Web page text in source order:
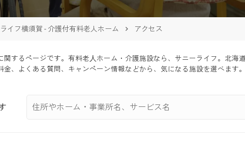
イフ横須賀 - 介護付有料老人ホーム アクセス
するページです。有料老⼈ホーム・介護施設なら、サニーライフ。北海
、よくある質問、キャンペーン情報などから、気になる施設を選べます。